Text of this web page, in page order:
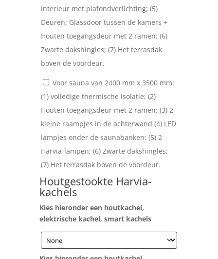
interieur met plafondverlichting; (5)
Deuren: Glassdoor tussen de kamers +
Houten toegangsdeur met 2 ramen; (6)
Zwarte dakshingles; (7) Het terrasdak
boven de voordeur.
Voor sauna van 2400 mm x 3500 mm:
(1) volledige thermische isolatie; (2)
Houten toegangsdeur met 2 ramen; (3) 2
kleine raampjes in de achterwand (4) LED
lampjes onder de saunabanken; (5) 2
Harvia-lampen; (6) Zwarte dakshingles;
(7) Het terrasdak boven de voordeur.
Houtgestookte Harvia-
kachels
Kies hieronder een houtkachel,
elektrische kachel, smart kachels